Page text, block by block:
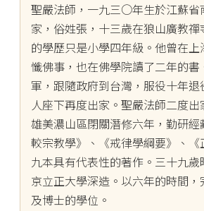
聖嚴法師，一九三○年生於江蘇省
家，俗姓張，十三歲在狼山廣教
的學歷只是小學四年級。他曾在
懺佛事，也在佛學院讀了二年的
軍，跟隨政府到台灣，服役十年退
人座下再度出家。聖嚴法師二度
雄美濃山區閉關潛修六年，勤研經
較宗教學》、《戒律學綱要》、《
九本具有代表性的著作。三十九
京立正大學深造。以六年的時間
及博士的學位。